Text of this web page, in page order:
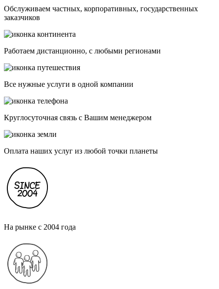
Обслуживаем частных, корпоративных, государственных
заказчиков
Работаем дистанционно, с любыми регионами
Все нужные услуги в одной компании
Круглосуточная связь с Вашим менеджером
Оплата наших услуг из любой точки планеты
На рынке с 2004 года